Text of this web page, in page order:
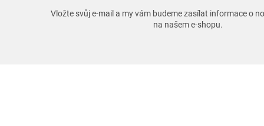
Vložte svůj e-mail a my vám budeme zasílat informace o
na našem e-shopu.